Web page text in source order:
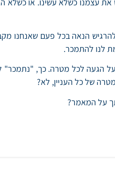
עצמנו כשלא עשינו. או כשלא
להרגיש הנאה בכל פעם
לנו להתמכר.
הגעה לכל מטרה. כך, "נתמכר"
של כל העניין, לא?
על המאמר?